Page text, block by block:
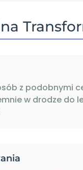
z podobnymi
w drodze do